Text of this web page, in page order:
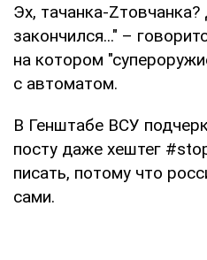
Эх, тачанка-
закончился..." –
на котором
с автоматом.
В Генштабе ВСУ
посту даже хештег
писать, потому что
сами.